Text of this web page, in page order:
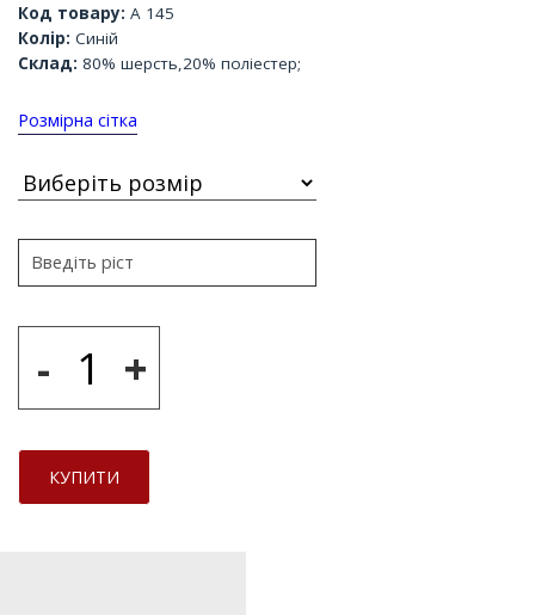
Код товару: А 145
Колір: Синій
Склад: 80% шерсть,20% поліестер;
Розмірна сітка
- +
КУПИТИ